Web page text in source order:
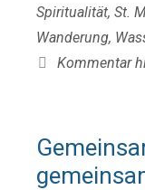
Spiritualität, St.
Wanderung,
Kommentar